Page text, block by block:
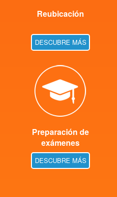
Reubicación
DESCUBRE MÁS
Preparación de
exámenes
DESCUBRE MÁS